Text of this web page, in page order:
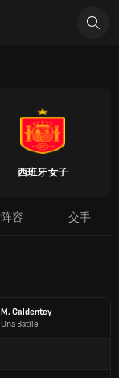
西班牙 女子
容 交手
M. Caldentey
Ona Batlle